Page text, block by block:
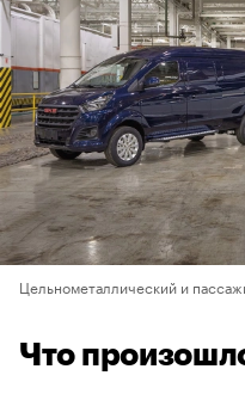
Цельнометаллический и
Что